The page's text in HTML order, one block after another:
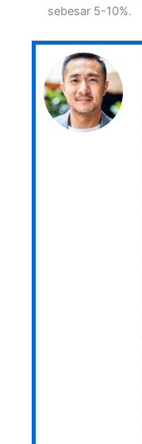
sebesar 5-10%.